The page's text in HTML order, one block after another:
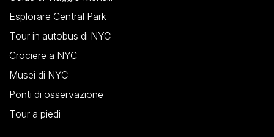
Esplorare Central Park
Tour in autobus di NYC
Crociere a NYC
Musei di NYC
Ponti di osservazione
Tour a piedi